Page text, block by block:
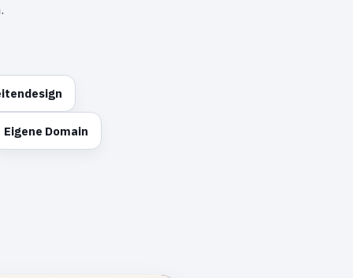
Eigene Domain